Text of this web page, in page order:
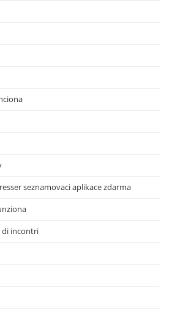
seznamovaci aplikace zdarma
di incontri